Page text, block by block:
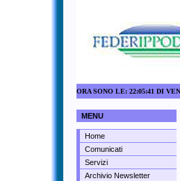
ORA SONO LE: 22:05:41 DI
MENU
Home
Comunicati
Servizi
Archivio Newsletter